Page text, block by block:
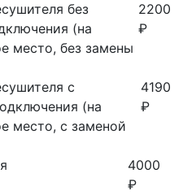
без
(на
место, без замены
2200
₽
с
(на
место, с заменой
4190
₽
4000
₽